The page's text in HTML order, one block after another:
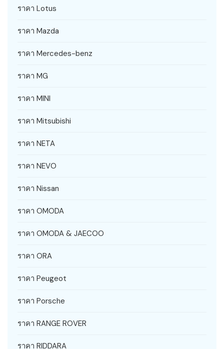
ราคา Lotus
ราคา Mazda
ราคา Mercedes-benz
ราคา MG
ราคา MINI
ราคา Mitsubishi
ราคา NETA
ราคา NEVO
ราคา Nissan
ราคา OMODA
ราคา OMODA & JAECOO
ราคา ORA
ราคา Peugeot
ราคา Porsche
ราคา RANGE ROVER
ราคา RIDDARA